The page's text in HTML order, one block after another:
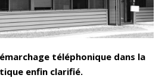
téléphonique dans la
enfin clarifié.